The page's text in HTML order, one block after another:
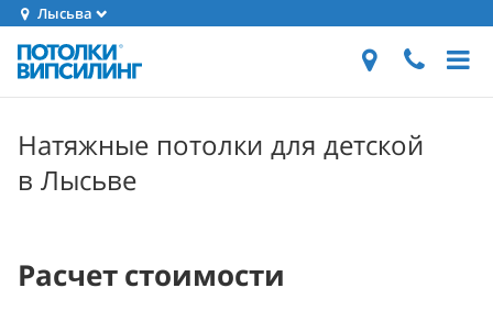
Лысьва
Натяжные потолки для детской
в Лысьве
Расчет стоимости